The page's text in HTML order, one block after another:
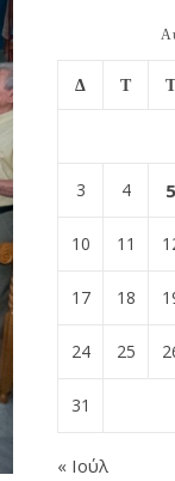
Δ Τ Τ
3 4 5
10 11
17 18
24 25
31
« Ιούλ